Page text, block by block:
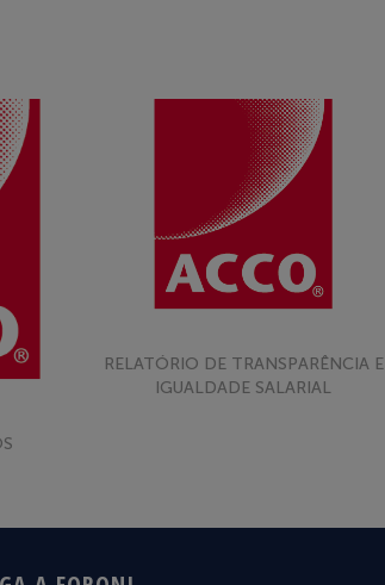
RELATÓRIO DE TRANSPARÊNCIA E
IGUALDADE SALARIAL